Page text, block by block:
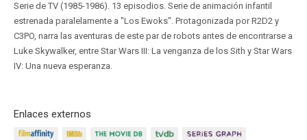
Serie de TV (1985-1986). 13 episodios. Serie de animación infantil
estrenada paralelamente a "Los Ewoks". Protagonizada por R2D2 y
C3PO, narra las aventuras de este par de robots antes de encontrarse a
Luke Skywalker, entre Star Wars III: La venganza de los Sith y Star Wars
IV: Una nueva esperanza.
Enlaces externos